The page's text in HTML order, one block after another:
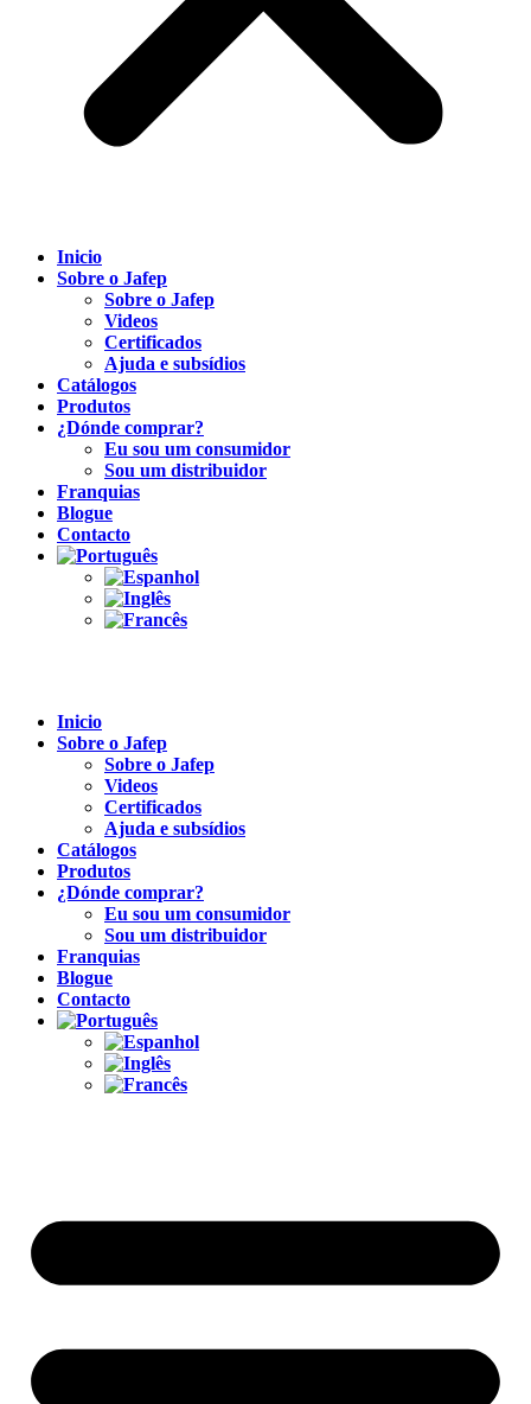
Inicio
Sobre o Jafep
Sobre o Jafep
Videos
Certificados
Ajuda e subsídios
Catálogos
Produtos
¿Dónde comprar?
Eu sou um consumidor
Sou um distribuidor
Franquias
Blogue
Contacto
Inicio
Sobre o Jafep
Sobre o Jafep
Videos
Certificados
Ajuda e subsídios
Catálogos
Produtos
¿Dónde comprar?
Eu sou um consumidor
Sou um distribuidor
Franquias
Blogue
Contacto